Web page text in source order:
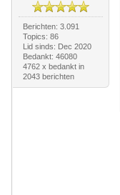
Berichten: 3.091
Topics: 86
Lid sinds: Dec 2020
Bedankt: 46080
4762 x bedankt in
2043 berichten